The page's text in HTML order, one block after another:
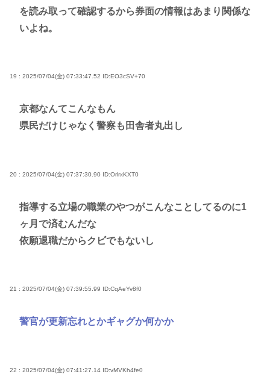
を読み取って確認するから券面の情報はあまり関係な
いよね。
19 : 2025/07/04(金) 07:33:47.52 ID:EO3cSV+70
京都なんてこんなもん
県民だけじゃなく警察も田舎者丸出し
20 : 2025/07/04(金) 07:37:30.90 ID:OrlrxKXT0
指導する立場の職業のやつがこんなことしてるのに1
ヶ月で済むんだな
依願退職だからクビでもないし
21 : 2025/07/04(金) 07:39:55.99 ID:CqAeYv8f0
警官が更新忘れとかギャグか何かか
22 : 2025/07/04(金) 07:41:27.14 ID:vMVKh4fe0